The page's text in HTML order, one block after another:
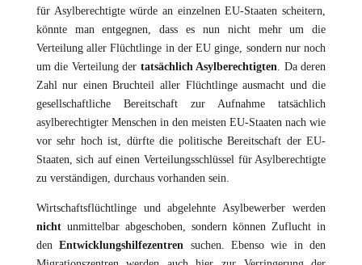
für Asylberechtigte würde an einzelnen EU-Staaten scheitern,
könnte man entgegnen, dass es nun nicht mehr um die
Verteilung aller Flüchtlinge in der EU ginge, sondern nur noch
um die Verteilung der tatsächlich Asylberechtigten. Da deren
Zahl nur einen Bruchteil aller Flüchtlinge ausmacht und die
gesellschaftliche Bereitschaft zur Aufnahme tatsächlich
asylberechtigter Menschen in den meisten EU-Staaten nach wie
vor sehr hoch ist, dürfte die politische Bereitschaft der EU-
Staaten, sich auf einen Verteilungsschlüssel für Asylberechtigte
zu verständigen, durchaus vorhanden sein.
Wirtschaftsflüchtlinge und abgelehnte Asylbewerber werden
nichtunmittelbar abgeschoben, sondern können Zuflucht in
denEntwicklungshilfezentren suchen. Ebenso wie in den